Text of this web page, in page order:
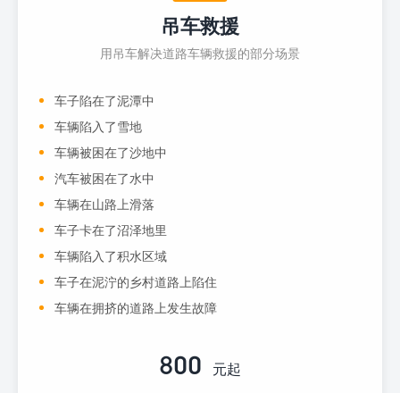
吊车救援
用吊车解决道路车辆救援的部分场景
车子陷在了泥潭中
车辆陷入了雪地
车辆被困在了沙地中
汽车被困在了水中
车辆在山路上滑落
车子卡在了沼泽地里
车辆陷入了积水区域
车子在泥泞的乡村道路上陷住
车辆在拥挤的道路上发生故障
800 元起